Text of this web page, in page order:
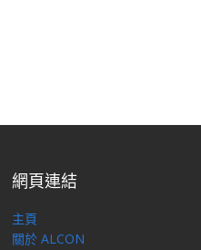
網頁連結
主頁
關於 ALCON